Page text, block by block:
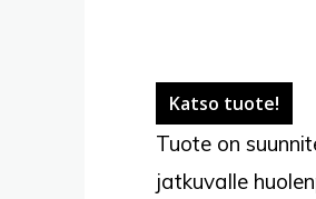
Katso tuote!
Tuote on
jatkuvalle